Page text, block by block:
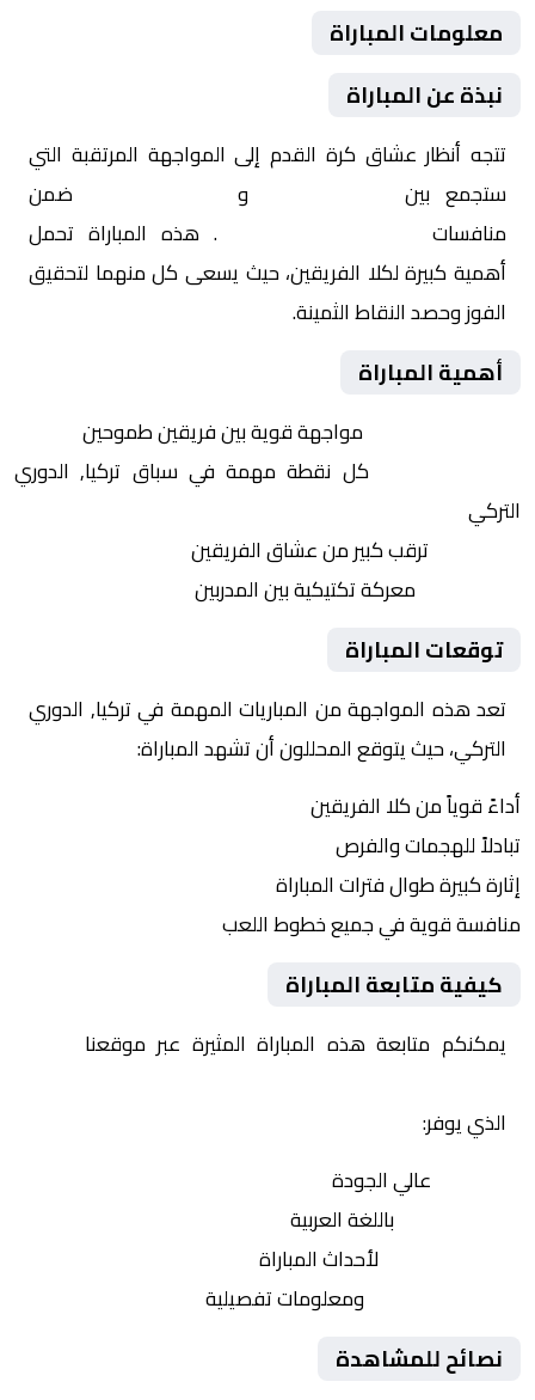
معلومات المباراة
نبذة عن المباراة
تتجه أنظار عشاق كرة القدم إلى المواجهة المرتقبة التي
ستجمع بين
و
ضمن
منافسات
. هذه المباراة تحمل
أهمية كبيرة لكلا الفريقين، حيث يسعى كل منهما لتحقيق
الفوز وحصد النقاط الثمينة.
أهمية المباراة
مواجهة قوية بين فريقين طموحين
كل نقطة مهمة في سباق تركيا, الدوري
التركي
ترقب كبير من عشاق الفريقين
معركة تكتيكية بين المدربين
توقعات المباراة
تعد هذه المواجهة من المباريات المهمة في تركيا, الدوري
التركي، حيث يتوقع المحللون أن تشهد المباراة:
أداءً قوياً من كلا الفريقين
تبادلاً للهجمات والفرص
إثارة كبيرة طوال فترات المباراة
منافسة قوية في جميع خطوط اللعب
كيفية متابعة المباراة
يمكنكم متابعة هذه المباراة المثيرة عبر موقعنا
الذي يوفر:
عالي الجودة
باللغة العربية
لأحداث المباراة
ومعلومات تفصيلية
نصائح للمشاهدة